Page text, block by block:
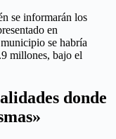
se informarán los
en
se habría
millones, bajo el
donde